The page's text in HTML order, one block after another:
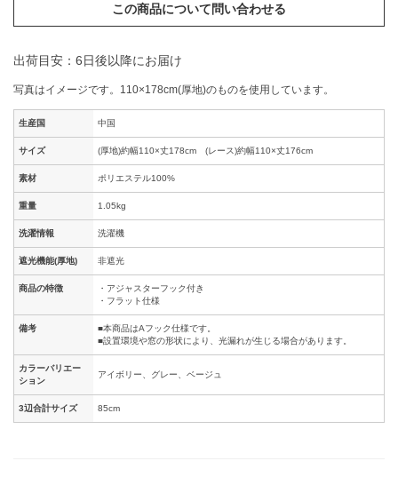
この商品について問い合わせる
出荷目安：6日後以降にお届け
写真はイメージです。110×178cm(厚地)のものを使用しています。
生産国 中国
サイズ (厚地)約幅110×丈178cm (レース)約幅110×丈176cm
素材 ポリエステル100%
重量 1.05kg
洗濯情報 洗濯機
遮光機能(厚地) 非遮光
商品の特徴
・アジャスターフック付き
・フラット仕様
備考
■本商品はAフック仕様です。
■設置環境や窓の形状により、光漏れが生じる場合があります。
カラーバリエー
ション
アイボリー、グレー、ベージュ
3辺合計サイズ 85cm